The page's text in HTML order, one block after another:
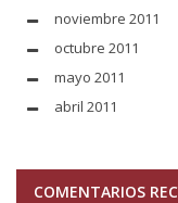
noviembre 2011
octubre 2011
mayo 2011
abril 2011
COMENTARIOS